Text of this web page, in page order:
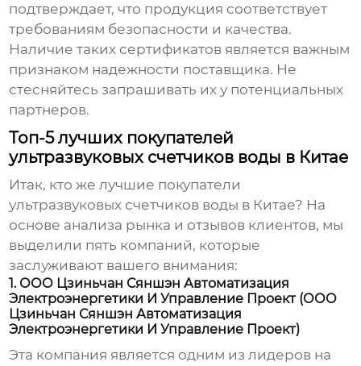
подтверждает, что продукция соответствует
требованиям безопасности и качества.
Наличие таких сертификатов является важным
признаком надежности поставщика. Не
стесняйтесь запрашивать их у потенциальных
партнеров.
Топ-5 лучших покупателей
ультразвуковых счетчиков воды в Китае
Итак, кто же лучшие покупатели
ультразвуковых счетчиков воды в Китае? На
основе анализа рынка и отзывов клиентов, мы
выделили пять компаний, которые
заслуживают вашего внимания:
1. ООО Цзиньчан Сяншэн Автоматизация
Электроэнергетики И Управление Проект (ООО
Цзиньчан Сяншэн Автоматизация
Электроэнергетики И Управление Проект)
Эта компания является одним из лидеров на